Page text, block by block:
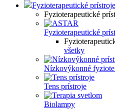
Fyzioterapeutické prístroje
Fyzioterapeutické
Fyzioterapeutické
všetky
Nízkovýkonné
Tens prístroje
Biolampy